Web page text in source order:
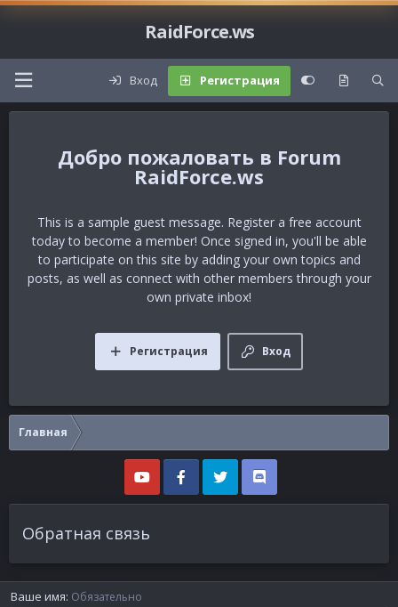
RaidForce.ws
Вход Регистрация
Forum
RaidForce.ws
This is a sample guest message. Register a free account
today to become a member! Once signed in, you'll be able
to participate on this site by adding your own topics and
posts, as well as connect with other members through your
own private inbox!
Вход
Регистрация
Главная
Обратная связь
Ваше имя Обязательно